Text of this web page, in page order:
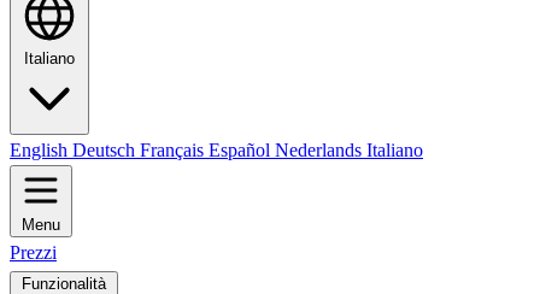
Italiano
English Deutsch Français Español Nederlands Italiano
Menu
Prezzi
Funzionalità